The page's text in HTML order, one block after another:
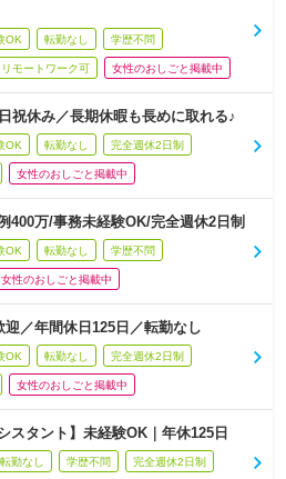
OK 転勤なし 学歴不問
リモートワーク可 女性のおしごと掲載中
祝休み／長期休暇も長めに取れる♪
OK 転勤なし 完全週休2日制
女性のおしごと掲載中
万/事務未経験OK/完全週休2日制
OK 転勤なし 学歴不問
女性のおしごと掲載中
／年間休日125日／転勤なし
OK 転勤なし 完全週休2日制
女性のおしごと掲載中
タント】未経験OK｜年休125日
転勤なし 学歴不問 完全週休2日制